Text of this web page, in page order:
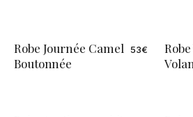
Robe Journée Camel
Boutonnée
53€